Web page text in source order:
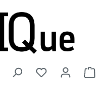
Du hast 0